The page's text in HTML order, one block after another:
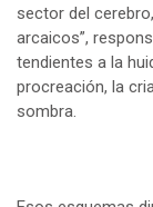
sector del
arcaicos”,
tendientes a la
procreación, la
sombra.